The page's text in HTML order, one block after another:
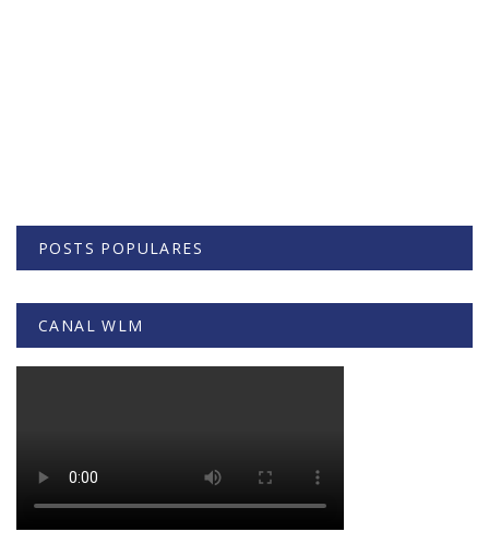
POSTS POPULARES
CANAL WLM